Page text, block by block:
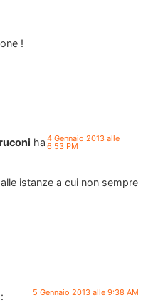
!
ha 4 Gennaio 2013 alle
6:53 PM
istanze a cui non sempre
5 Gennaio 2013 alle 9:38 AM